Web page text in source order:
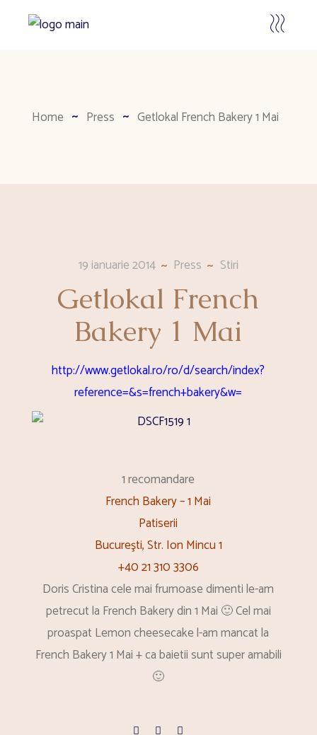
Home Press Getlokal French Bakery 1 Mai
19 ianuarie 2014 Press Stiri
Getlokal French
Bakery 1 Mai
http://www.getlokal.ro/ro/d/search/index?
reference=&s=french+bakery&w=
1 recomandare
French Bakery – 1 Mai
Patiserii
Bucureşti, Str. Ion Mincu 1
+40 21 310 3306
Doris Cristina cele mai frumoase dimenti le-am
petrecut la French Bakery din 1 Mai 🙂 Cel mai
proaspat Lemon cheesecake l-am mancat la
French Bakery 1 Mai + ca baietii sunt super amabili
🙂